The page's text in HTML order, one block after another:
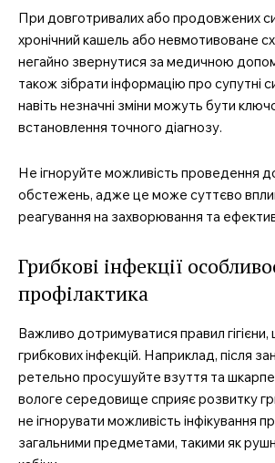
Мій акаунт
При довготривалих або продовжених
хронічний кашель або невмотивоване
негайно звернутися за медичною
також зібрати інформацію про супутні
навіть незначні зміни можуть бути
встановлення точного діагнозу.
Не ігноруйте можливість проведення
обстежень, адже це може суттєво
реагування на захворювання та
Грибкові інфекції
профілактика
Важливо дотримуватися правил
грибкових інфекцій. Наприклад, після
ретельно просушуйте взуття та
вологе середовище сприяє розвитку
не ігнорувати можливість інфікування
загальними предметами, такими як